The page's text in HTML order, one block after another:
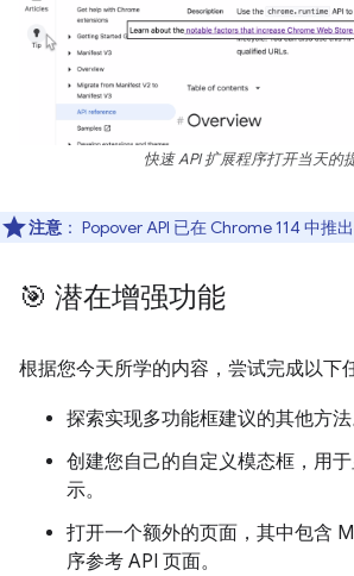
快速 API 扩展程序打开当天的提
注意 ： Popover API 已在 Chrome 114 中推出
🎯 潜在增强功能
根据您今天所学的内容，尝试完成以下
探索实现多功能框建议的其他方法
创建您自己的自定义模态框，用
示。
打开一个额外的页面，其中包含
序参考 API 页面。